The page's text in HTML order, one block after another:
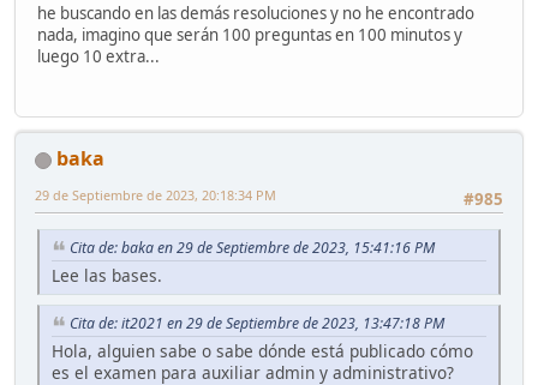
he buscando en las demás resoluciones y no he encontrado
nada, imagino que serán 100 preguntas en 100 minutos y
luego 10 extra...
baka
#985
29 de Septiembre de 2023, 20:18:34 PM
Cita de: baka en 29 de Septiembre de 2023, 15:41:16 PM
Lee las bases.
Cita de: it2021 en 29 de Septiembre de 2023, 13:47:18 PM
Hola, alguien sabe o sabe dónde está publicado cómo
es el examen para auxiliar admin y administrativo?